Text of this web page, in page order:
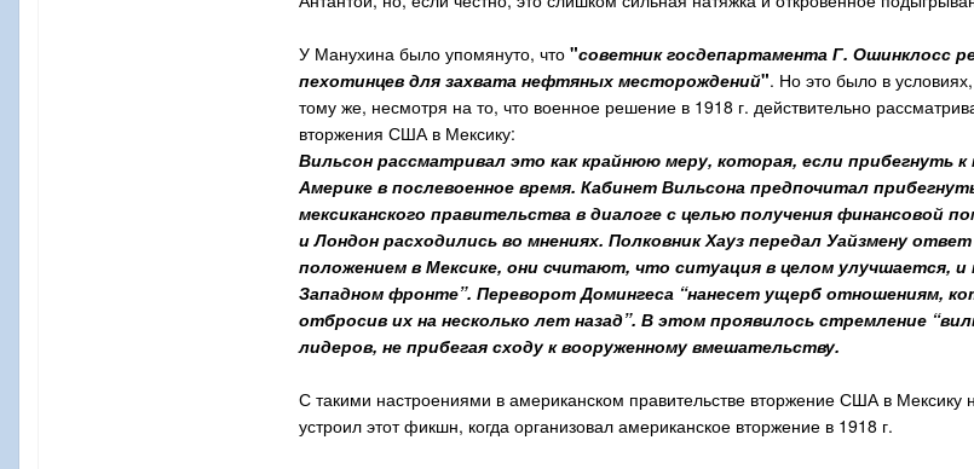
У Манухина было упомянуто, что "советник госдепартамента Г. Ошинклосс
пехотинцев для захвата нефтяных месторождений". Но это было в
тому же, несмотря на то, что военное решение в 1918 г. действительно
вторжения США в Мексику:
Вильсон рассматривал это как крайнюю меру, которая, если прибегнуть
Америке в послевоенное время. Кабинет Вильсона предпочитал
мексиканского правительства в диалоге с целью получения финансовой
и Лондон расходились во мнениях. Полковник Хауз передал Уайзмену
положением в Мексике, они считают, что ситуация в целом улучшается,
Западном фронте”. Переворот Домингеса “нанесет ущерб
отбросив их на несколько лет назад”. В этом проявилось стремление
лидеров, не прибегая сходу к вооруженному вмешательству.
С такими настроениями в американском правительстве вторжение США в
устроил этот фикшн, когда организовал американское вторжение в 1918 г.